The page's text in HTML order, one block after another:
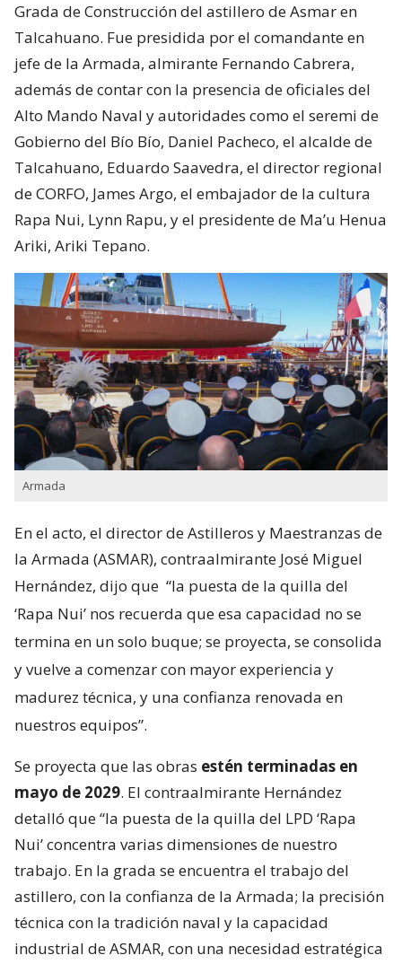
Grada de Construcción del astillero de Asmar en
Talcahuano. Fue presidida por el comandante en
jefe de la Armada, almirante Fernando Cabrera,
además de contar con la presencia de oficiales del
Alto Mando Naval y autoridades como el seremi de
Gobierno del Bío Bío, Daniel Pacheco, el alcalde de
Talcahuano, Eduardo Saavedra, el director regional
de CORFO, James Argo, el embajador de la cultura
Rapa Nui, Lynn Rapu, y el presidente de Ma’u Henua
Ariki, Ariki Tepano.
Armada
En el acto, el director de Astilleros y Maestranzas de
la Armada (ASMAR), contraalmirante José Miguel
Hernández, dijo que “la puesta de la quilla del
‘Rapa Nui’ nos recuerda que esa capacidad no se
termina en un solo buque; se proyecta, se consolida
y vuelve a comenzar con mayor experiencia y
madurez técnica, y una confianza renovada en
nuestros equipos”.
Se proyecta que las obras estén terminadas en
mayo de 2029. El contraalmirante Hernández
detalló que “la puesta de la quilla del LPD ‘Rapa
Nui’ concentra varias dimensiones de nuestro
trabajo. En la grada se encuentra el trabajo del
astillero, con la confianza de la Armada; la precisión
técnica con la tradición naval y la capacidad
industrial de ASMAR, con una necesidad estratégica